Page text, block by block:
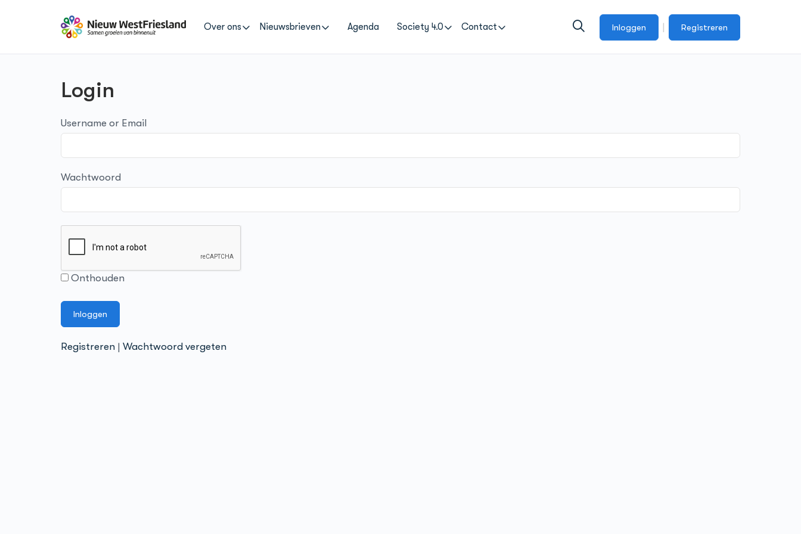
Over ons Nieuwsbrieven Agenda Society 4.0 Contact
Zoeken
Inloggen | Registreren
Login
Username or Email
Wachtwoord
Onthouden
Registreren | Wachtwoord vergeten